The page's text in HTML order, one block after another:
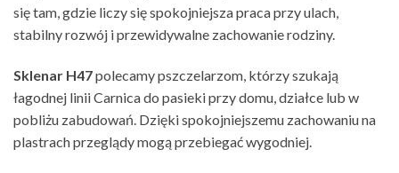
się tam, gdzie liczy się spokojniejsza praca przy ulach,
stabilny rozwój i przewidywalne zachowanie rodziny.
Sklenar H47polecamy pszczelarzom, którzy szukają
łagodnej linii Carnica do pasieki przy domu, działce lub w
pobliżu zabudowań. Dzięki spokojniejszemu zachowaniu na
plastrach przeglądy mogą przebiegać wygodniej.